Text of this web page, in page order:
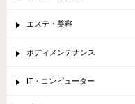
エステ・美容
ボディメンテナンス
IT・コンピューター